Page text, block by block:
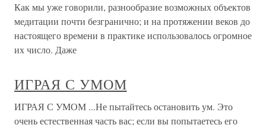
Как мы уже говорили, разнообразие возможных объектов
медитации почти безгранично; и на протяжении веков до
настоящего времени в практике использовалось огромное
их число. Даже
ИГРАЯ С УМОМ
ИГРАЯ С УМОМ ...Не пытайтесь остановить ум. Это
очень естественная часть вас; если вы попытаетесь его